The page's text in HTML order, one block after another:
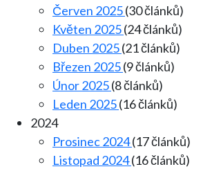
Červen 2025(30 článků)
Květen 2025(24 článků)
Duben 2025(21 článků)
Březen 2025(9 článků)
Únor 2025(8 článků)
Leden 2025(16 článků)
2024
Prosinec 2024(17 článků)
Listopad 2024(16 článků)